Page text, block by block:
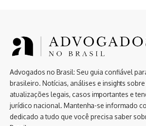
Advogados no Brasil: Seu guia confiável
brasileiro. Notícias, análises e insights
atualizações legais, casos importantes e
jurídico nacional. Mantenha-se informado
dedicado a tudo que você precisa saber